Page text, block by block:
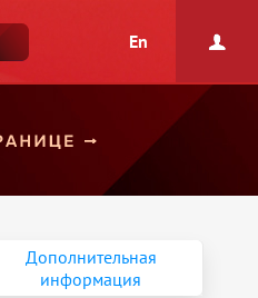
En
Дополнительная
информация